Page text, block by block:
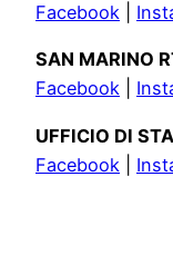
Facebook
SAN MARINO
Facebook
UFFICIO DI
Facebook